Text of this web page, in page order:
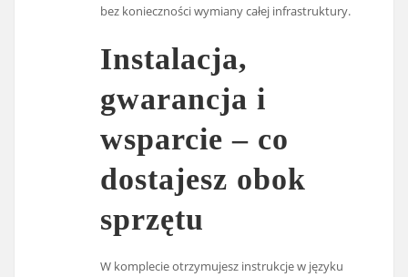
bez konieczności wymiany całej infrastruktury.
Instalacja,
gwarancja i
wsparcie – co
dostajesz obok
sprzętu
W komplecie otrzymujesz instrukcje w języku